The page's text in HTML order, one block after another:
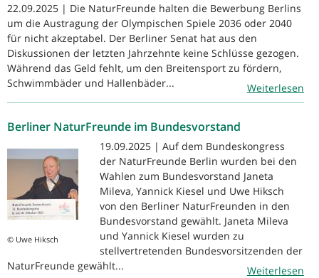
22.09.2025 | Die NaturFreunde halten die Bewerbung Berlins
um die Austragung der Olympischen Spiele 2036 oder 2040
für nicht akzeptabel. Der Berliner Senat hat aus den
Diskussionen der letzten Jahrzehnte keine Schlüsse gezogen.
Während das Geld fehlt, um den Breitensport zu fördern,
Schwimmbäder und Hallenbäder...
Weiterlesen
Berliner NaturFreunde im Bundesvorstand
© Uwe Hiksch
19.09.2025 | Auf dem Bundeskongress
der NaturFreunde Berlin wurden bei den
Wahlen zum Bundesvorstand Janeta
Mileva, Yannick Kiesel und Uwe Hiksch
von den Berliner NaturFreunden in den
Bundesvorstand gewählt. Janeta Mileva
und Yannick Kiesel wurden zu
stellvertretenden Bundesvorsitzenden der
NaturFreunde gewählt...
Weiterlesen